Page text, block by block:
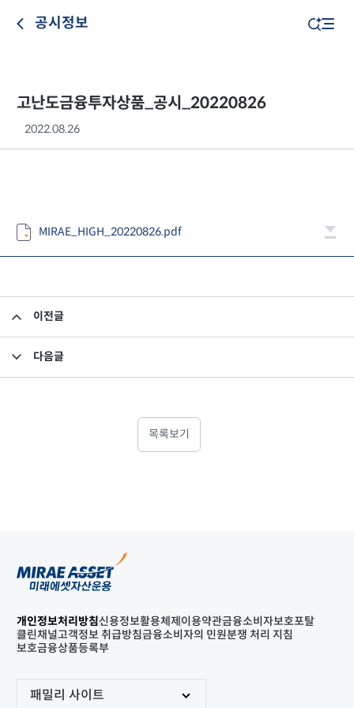
공시정보
고난도금융투자상품_공시_20220826
2022.08.26
MIRAE_HIGH_20220826.pdf
이전글
다음글
목록보기
개인정보처리방침신용정보활용체제 이용약관금융소비자보호포탈
클린채널고객정보 취급방침금융소비자의 민원분쟁 처리 지침
보호금융상품등록부
패밀리 사이트